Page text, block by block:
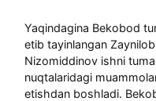
Yaqindagina Bekobod
etib tayinlangan
Nizomiddinov ishni
nuqtalaridagi
etishdan boshladi.